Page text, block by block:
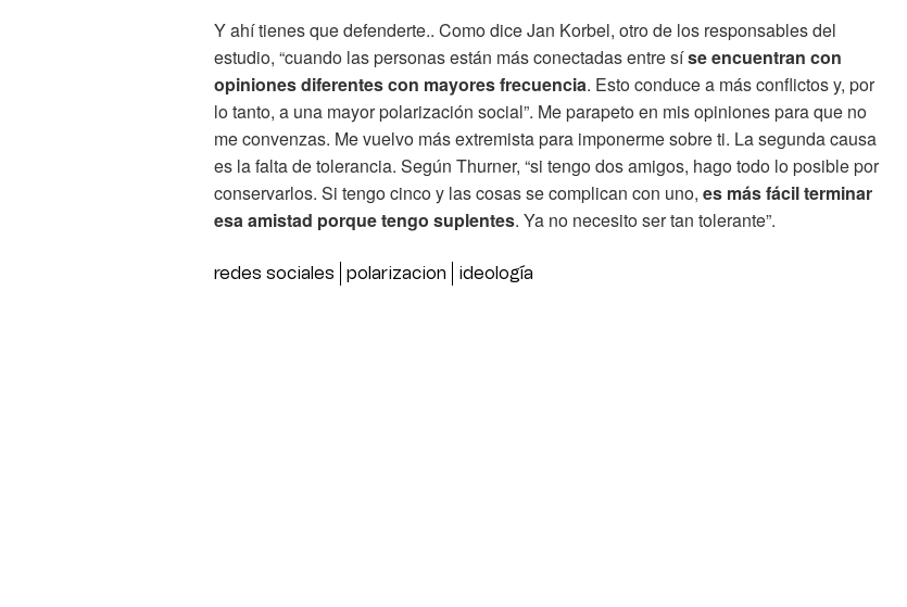
Y ahí tienes que defenderte.. Como dice Jan Korbel, otro de los responsables del
estudio, “cuando las personas están más conectadas entre síse encuentran con
opiniones diferentes con mayores frecuencia. Esto conduce a más conflictos y, por
lo tanto, a una mayor polarización social”. Me parapeto en mis opiniones para que no
me convenzas. Me vuelvo más extremista para imponerme sobre ti. La segunda causa
es la falta de tolerancia. Según Thurner, “si tengo dos amigos, hago todo lo posible por
conservarlos. Si tengo cinco y las cosas se complican con uno, es más fácil terminar
esa amistad porque tengo suplentes. Ya no necesito ser tan tolerante”.
redes sociales polarizacion ideología